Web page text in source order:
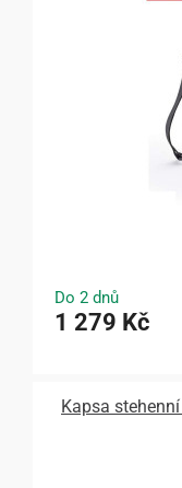
Do 2 dnů
1 279 Kč
Kapsa